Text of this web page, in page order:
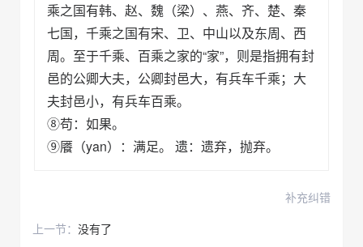
乘之国有韩、赵、魏（梁）、燕、齐、楚、秦
七国，千乘之国有宋、卫、中山以及东周、西
周。至于千乘、百乘之家的“家”，则是指拥有封
邑的公卿大夫，公卿封邑大，有兵车千乘；大
夫封邑小，有兵车百乘。
⑧苟：如果。
⑨餍（yan）：满足。 遗：遗弃，抛弃。
补充纠错
上一节： 没有了